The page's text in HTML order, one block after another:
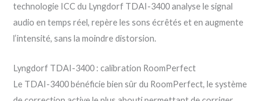
technologie ICC du Lyngdorf TDAI-3400 analyse le signal
audio en temps réel, repère les sons écrêtés et en augmente
l’intensité, sans la moindre distorsion.
Lyngdorf TDAI-3400 : calibration RoomPerfect
Le TDAI-3400 bénéficie bien sûr du RoomPerfect, le système